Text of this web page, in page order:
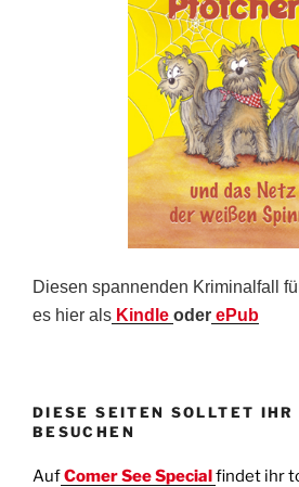
Diesen spannenden Kriminalfall
es hier als Kindle oder ePub
DIESE SEITEN SOLLTET IHR
BESUCHEN
AufComer See Specialfindet ihr